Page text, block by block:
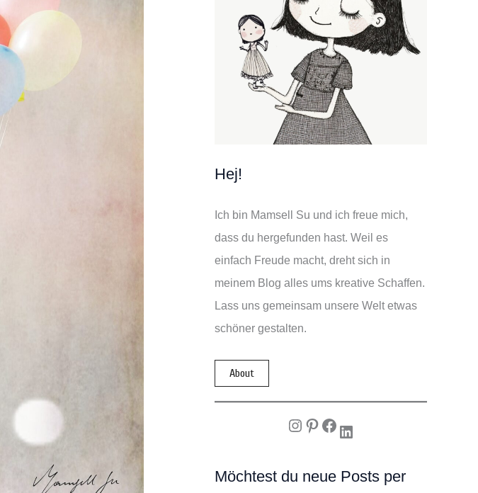
Hej!
Ich bin Mamsell Su und ich freue mich,
dass du hergefunden hast. Weil es
einfach Freude macht, dreht sich in
meinem Blog alles ums kreative Schaffen.
Lass uns gemeinsam unsere Welt etwas
schöner gestalten.
About
Instagram Pinterest Facebook LinkedIn
Möchtest du neue Posts per